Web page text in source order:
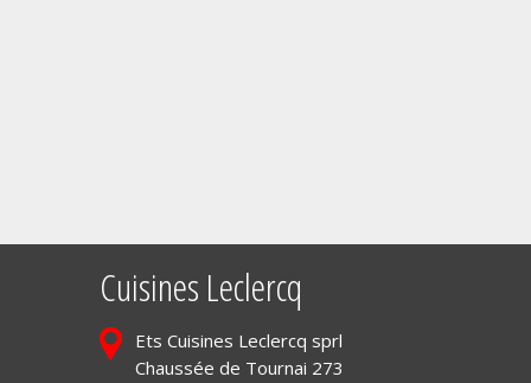
Cuisines Leclercq
Ets Cuisines Leclercq sprl
Chaussée de Tournai 273